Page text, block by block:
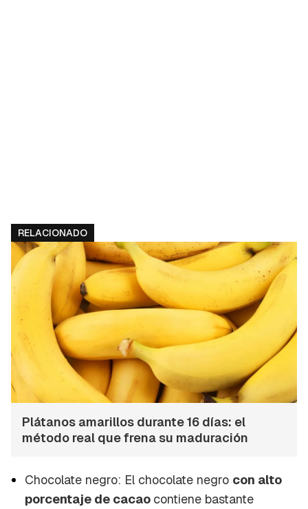
RELACIONADO
Plátanos amarillos durante 16 días: el
método real que frena su maduración
Chocolate negro: El chocolate negro con alto
porcentaje de cacao contiene bastante